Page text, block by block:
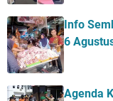
Info
6
Agenda